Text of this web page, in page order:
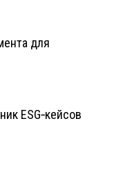
для
ESG‑кейсов